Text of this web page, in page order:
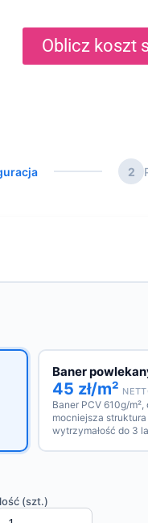
Oblicz koszt
2
Baner
45 zł/m²
Baner PCV 610g/
mocniejsza struktura
wytrzymałość do 3
(szt.)